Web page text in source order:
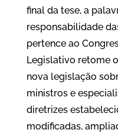
final da tese, a
responsabilidade
pertence ao
Legislativo retome
nova legislação
ministros e
diretrizes
modificadas,